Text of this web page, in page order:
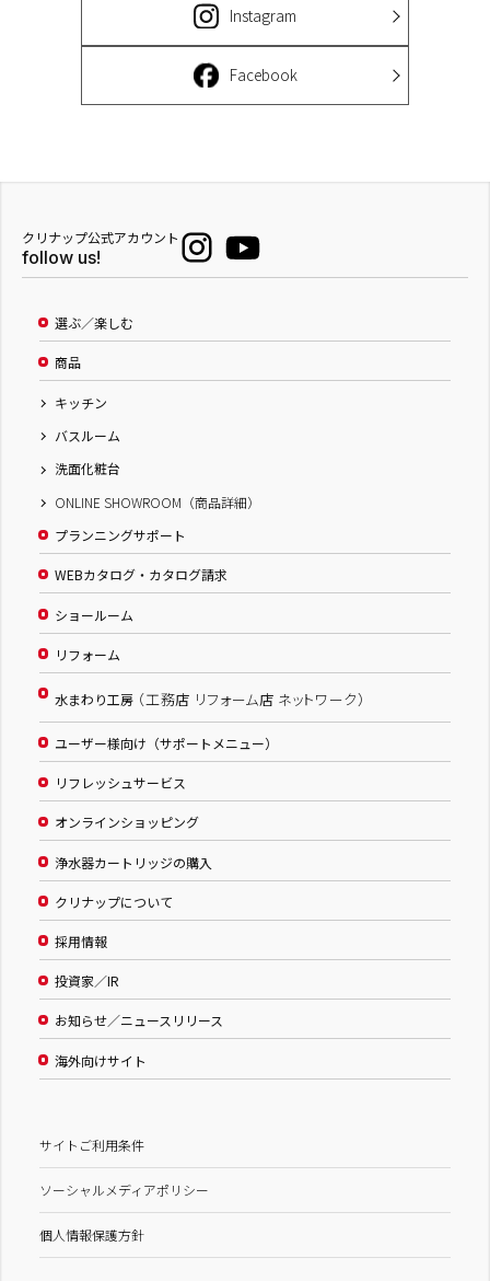
Instagram
Facebook
クリナップ公式アカウント
follow us!
選ぶ／楽しむ
商品
キッチン
バスルーム
洗面化粧台
ONLINE SHOWROOM（商品詳細）
プランニングサポート
WEBカタログ・カタログ請求
ショールーム
リフォーム
水まわり工房 （工務店 リフォーム店 ネットワーク）
ユーザー様向け（サポートメニュー）
リフレッシュサービス
オンラインショッピング
浄水器カートリッジの購入
クリナップについて
採用情報
投資家／IR
お知らせ／ニュースリリース
海外向けサイト
サイトご利用条件
ソーシャルメディアポリシー
個人情報保護方針